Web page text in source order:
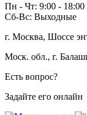
Пн - Чт: 9:00 -
Сб-Вс: Выходные
г. Москва, Шоссе
Моск. обл., г.
Есть вопрос?
Задайте его онлайн